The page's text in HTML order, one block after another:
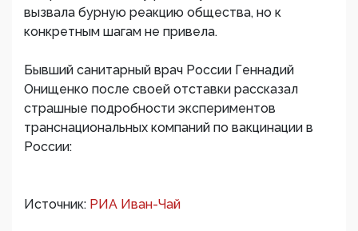
вызвала бурную реакцию общества, но к
конкретным шагам не привела.
Бывший санитарный врач России Геннадий
Онищенко после своей отставки рассказал
страшные подробности экспериментов
транснациональных компаний по вакцинации в
России:
Источник: РИА Иван-Чай